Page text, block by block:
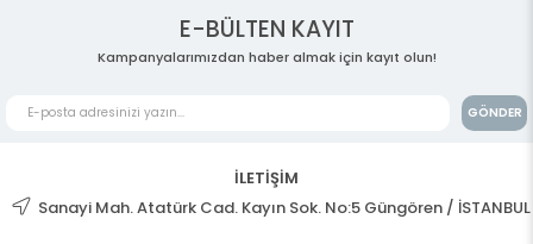
E-BÜLTEN KAYIT
Kampanyalarımızdan haber almak için kayıt olun!
GÖNDER
İLETİŞİM
Sanayi Mah. Atatürk Cad. Kayın Sok. No:5 Güngören / İSTANBUL